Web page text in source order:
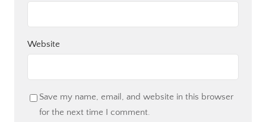
Website
Save my name, email, and website in this browser
for the next time I comment.